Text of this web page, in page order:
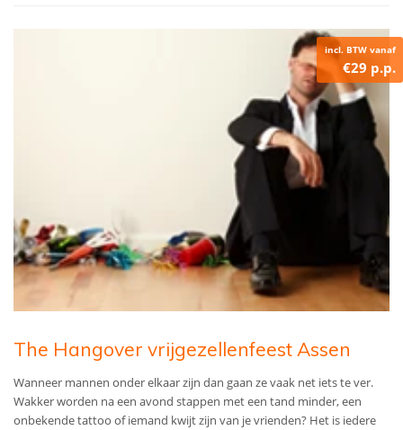
incl. BTW vanaf
€29 p.p.
The Hangover vrijgezellenfeest Assen
Wanneer mannen onder elkaar zijn dan gaan ze vaak net iets te ver.
Wakker worden na een avond stappen met een tand minder, een
onbekende tattoo of iemand kwijt zijn van je vrienden? Het is iedere